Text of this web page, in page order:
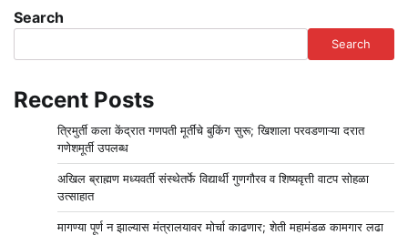
Search
Search
Recent Posts
त्रिमुर्ती कला केंद्रात गणपती मूर्तींचे बुकिंग सुरू; खिशाला परवडणाऱ्या दरात
गणेशमूर्ती उपलब्ध
अखिल ब्राह्मण मध्यवर्ती संस्थेतर्फे विद्यार्थी गुणगौरव व शिष्यवृत्ती वाटप सोहळा
उत्साहात
मागण्या पूर्ण न झाल्यास मंत्रालयावर मोर्चा काढणार; शेती महामंडळ कामगार लढा